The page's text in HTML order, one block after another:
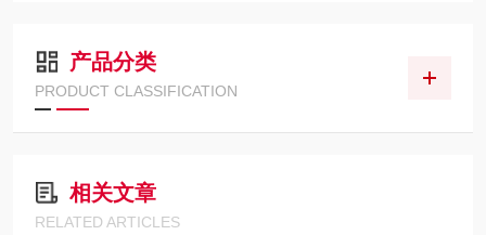
产品分类
PRODUCT CLASSIFICATION
相关文章
RELATED ARTICLES